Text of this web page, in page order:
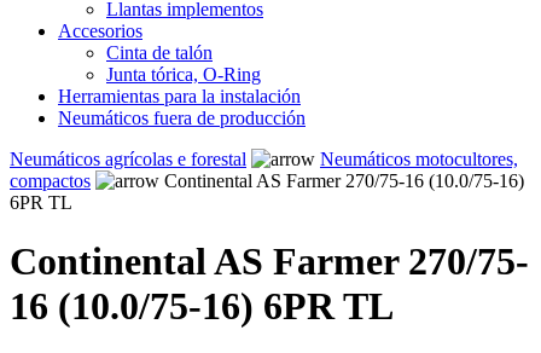
Llantas implementos
Accesorios
Cinta de talón
Junta tórica, O-Ring
Herramientas para la instalación
Neumáticos fuera de producción
Neumáticos agrícolas e forestal
Neumáticos motocultores,
compactos
Continental AS Farmer 270/75-16 (10.0/75-16)
6PR TL
Continental AS Farmer 270/75-
16 (10.0/75-16) 6PR TL